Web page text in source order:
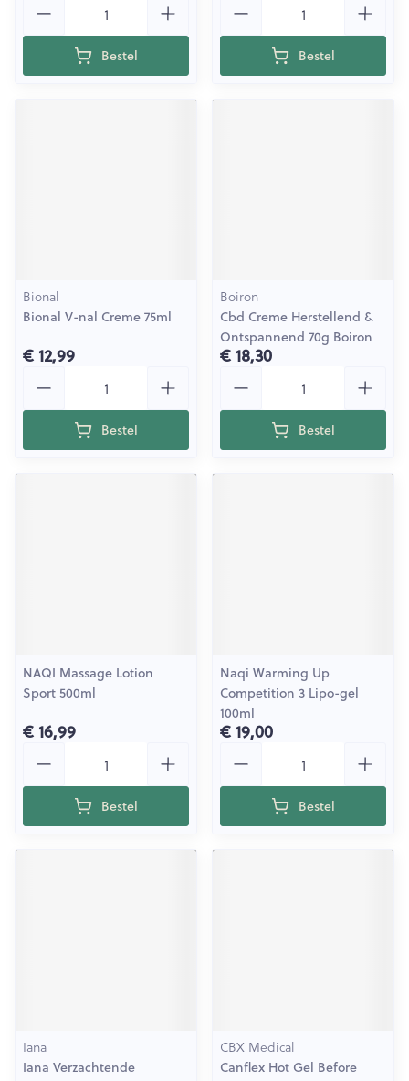
Bestel Bestel
Bional
Bional V-nal Creme 75ml
€ 12,99
Bestel
Boiron
Cbd Creme Herstellend &
Ontspannend 70g Boiron
€ 18,30
Bestel
NAQI Massage Lotion
Sport 500ml
€ 16,99
Bestel
Naqi Warming Up
Competition 3 Lipo-gel
100ml
€ 19,00
Bestel
Iana
Iana Verzachtende
CBX Medical
Canflex Hot Gel Before